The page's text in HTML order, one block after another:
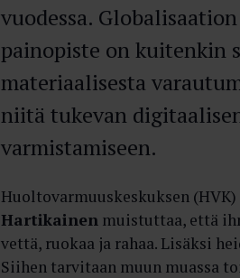
vuodessa.
painopiste on kuitenkin
materiaalisesta
niitä tukevan
varmistamiseen.
Huoltovarmuuskeskuksen
Hartikainen muistuttaa, että
vettä, ruokaa ja rahaa. Lisäksi
Siihen tarvitaan muun muassa